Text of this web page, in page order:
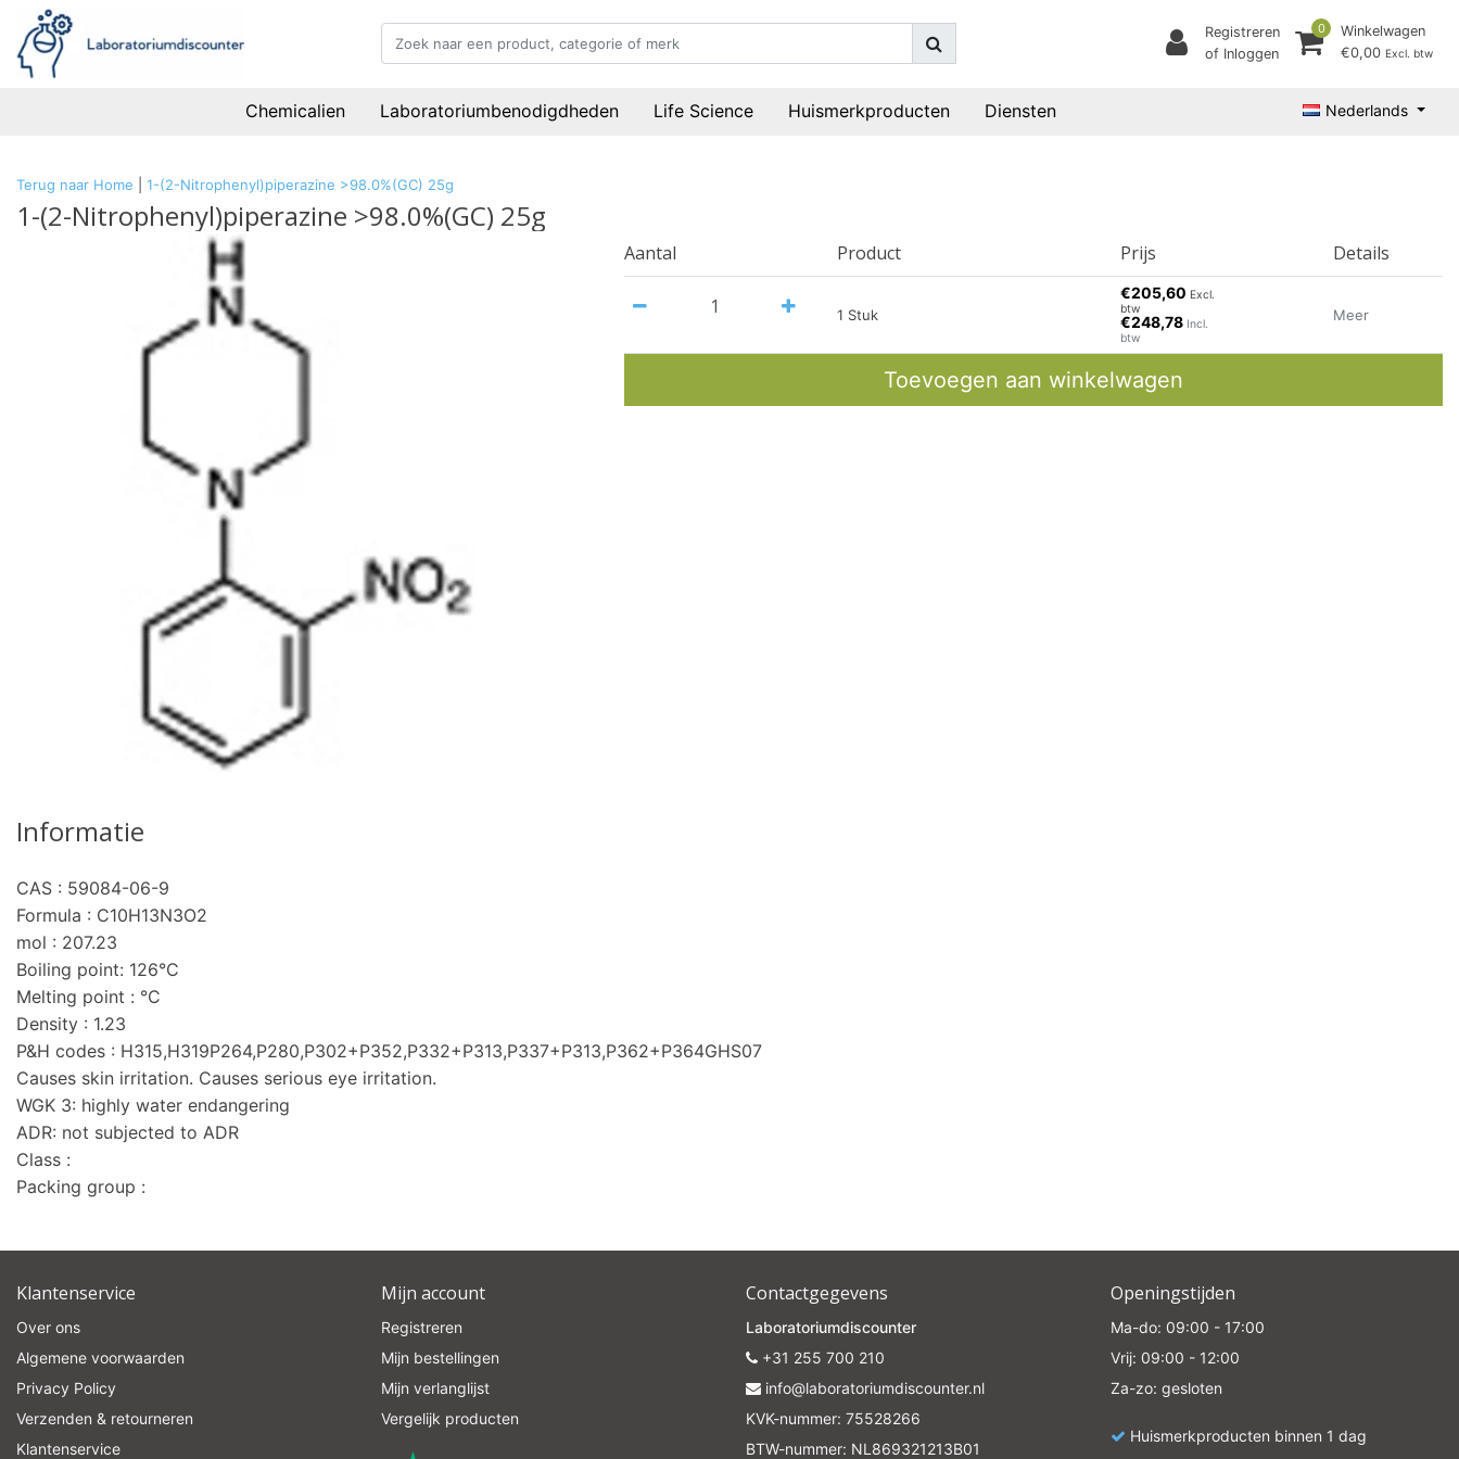
Registreren
of Inloggen
0
Winkelwagen
€0,00 Excl. btw
Chemicalien Laboratoriumbenodigdheden Life Science Huismerkproducten Diensten Nederlands
Terug naar Home 1-(2-Nitrophenyl)piperazine >98.0%(GC) 25g
1-(2-Nitrophenyl)piperazine >98.0%(GC) 25g
Aantal Product Prijs Details
1 Stuk
€205,60 Excl.
btw
€248,78 Incl.
btw
Meer
Toevoegen aan winkelwagen
Informatie
CAS : 59084-06-9
Formula : C10H13N3O2
mol : 207.23
Boiling point: 126°C
Melting point : °C
Density : 1.23
P&H codes : H315,H319P264,P280,P302+P352,P332+P313,P337+P313,P362+P364GHS07
Causes skin irritation. Causes serious eye irritation.
WGK 3: highly water endangering
ADR: not subjected to ADR
Class :
Packing group :
Klantenservice
Over ons
Algemene voorwaarden
Privacy Policy
Verzenden & retourneren
Klantenservice
Mijn account
Registreren
Mijn bestellingen
Mijn verlanglijst
Vergelijk producten
Contactgegevens
Laboratoriumdiscounter
+31 255 700 210
info@laboratoriumdiscounter.nl
KVK-nummer: 75528266
BTW-nummer: NL869321213B01
Openingstijden
Ma-do: 09:00 - 17:00
Vrij: 09:00 - 12:00
Za-zo: gesloten
Huismerkproducten binnen 1 dag